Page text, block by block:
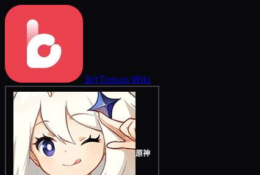
BitTopup Wiki
原神